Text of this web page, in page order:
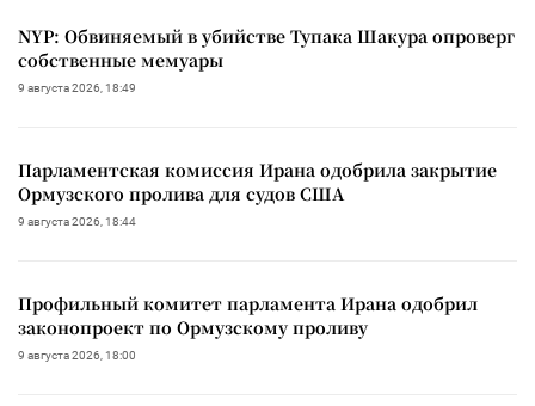
NYP: Обвиняемый в убийстве Тупака Шакура опроверг
собственные мемуары
9 августа 2026, 18:49
Парламентская комиссия Ирана одобрила закрытие
Ормузского пролива для судов США
9 августа 2026, 18:44
Профильный комитет парламента Ирана одобрил
законопроект по Ормузскому проливу
9 августа 2026, 18:00